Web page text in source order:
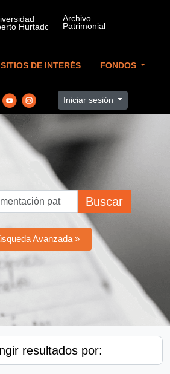
SITIOS DE INTERÉS FONDOS
Iniciar sesión
Buscar
Avanzada »
resultados por: